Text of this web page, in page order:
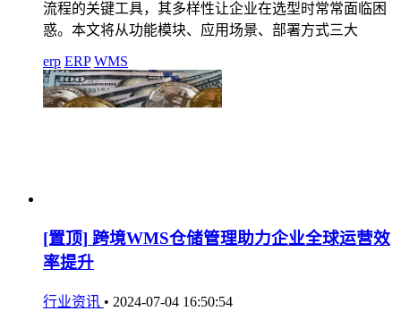
流程的关键工具，其多样性让企业在选型时常常面临困
惑。本文将从功能模块、应用场景、部署方式三大
erp ERP WMS
[置顶] 跨境WMS仓储管理助力企业全球运营效
率提升
行业资讯 • 2024-07-04 16:50:54